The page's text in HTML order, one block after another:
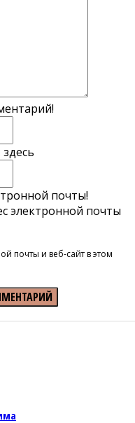
почты!
электронной почты
почты и веб-сайт в этом